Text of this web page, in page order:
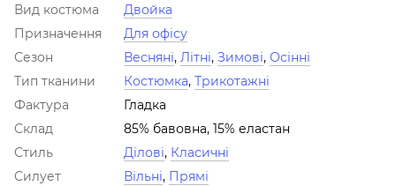
Вид костюма
Двойка
Призначення
Для офісу
Сезон
Весняні, Літні, Зимові, Осінні
Тип тканини
Костюмка, Трикотажні
Фактура
Гладка
Склад
85% бавовна, 15% еластан
Стиль
Ділові, Класичні
Силует
Вільні, Прямі